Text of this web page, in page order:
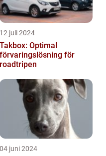
12 juli 2024
Takbox: Optimal
förvaringslösning för
roadtripen
04 juni 2024